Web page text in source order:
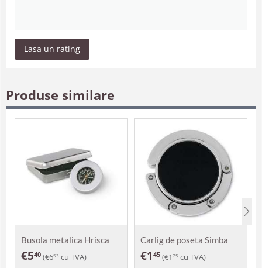
Lasa un rating
Produse similare
Busola metalica Hrisca
€540 (€653 cu TVA)
Carlig de poseta Simba
€1 45 (€1 75 cu TVA)